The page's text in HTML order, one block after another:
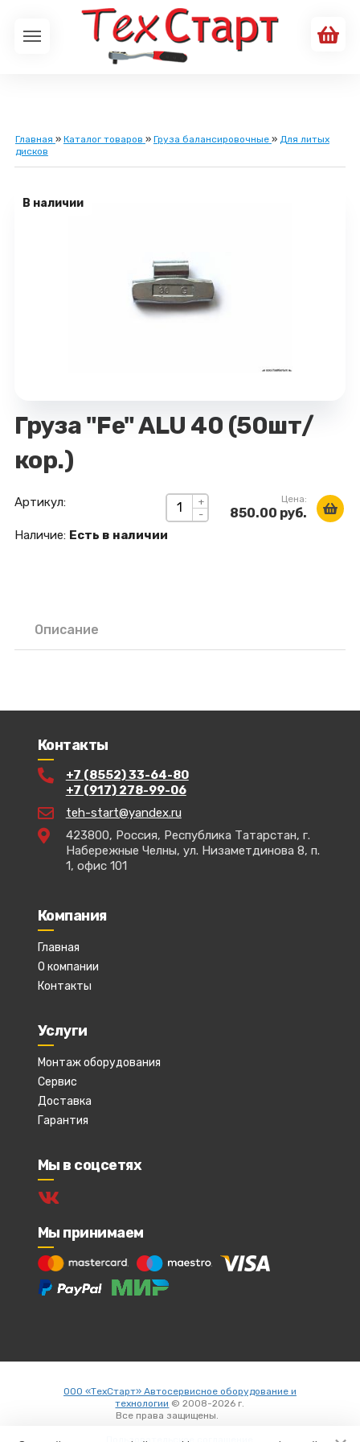
Главная » Каталог товаров » Груза балансировочные » Для литых
дисков
В наличии
Груза "Fe" ALU 40 (50шт/
кор.)
+
-
Цена:
850.00 руб.
Артикул:
Наличие: Есть в наличии
Описание
Контакты
+7 (8552) 33-64-80
+7 (917) 278-99-06
teh-start@yandex.ru
423800, Россия, Республика Татарстан, г.
Набережные Челны, ул. Низаметдинова 8, п.
1, офис 101
Компания
Главная
О компании
Контакты
Услуги
Монтаж оборудования
Сервис
Доставка
Гарантия
Мы в соцсетях
Мы принимаем
ООО «ТехСтарт» Автосервисное оборудование и
технологии © 2008-2026 г.
Все права защищены.
Пользовательское соглашение